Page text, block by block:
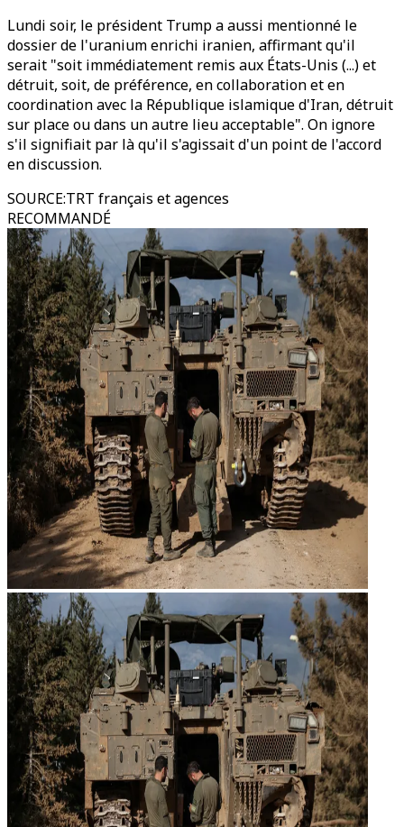
Lundi soir, le président Trump a aussi mentionné le
dossier de l'uranium enrichi iranien, affirmant qu'il
serait "soit immédiatement remis aux États-Unis (...) et
détruit, soit, de préférence, en collaboration et en
coordination avec la République islamique d'Iran, détruit
sur place ou dans un autre lieu acceptable". On ignore
s'il signifiait par là qu'il s'agissait d'un point de l'accord
en discussion.
SOURCE:TRT français et agences
RECOMMANDÉ